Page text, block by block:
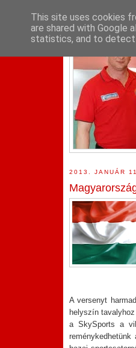
2013. JANUÁR
A versenyt
helyszín
a SkySports a
This site uses cookies
are shared with Google
statistics, and to detect